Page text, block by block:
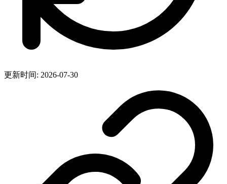
更新时间: 2026-07-30